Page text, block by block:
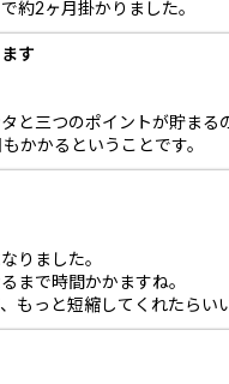
約2ヶ月掛かりました。
す
三つのポイントが貯まるの
かかるということです。
りました。
まで時間かかますね。
もっと短縮してくれたらい